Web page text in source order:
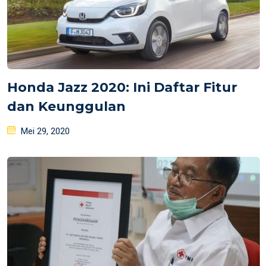
Honda Jazz 2020: Ini Daftar Fitur
dan Keunggulan
Posted
Mei 29, 2020